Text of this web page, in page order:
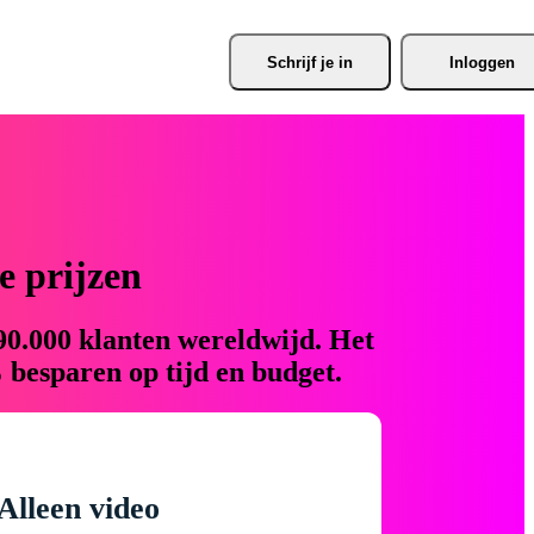
Schrijf je in Inloggen
prijzen
klanten wereldwijd. Het
op tijd en budget.
video